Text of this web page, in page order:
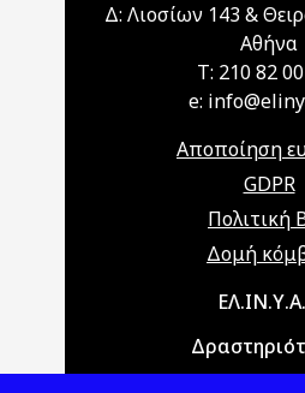
Δ: Λιοσίων 143 &
Αθήνα
T: 210 82
e:
Αποποίηση
GDPR
Πολιτική
Δομή
Main navigation